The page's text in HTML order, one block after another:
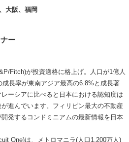
大阪、福岡
ー
Fitch)が投資適格に格上げ。人口が1億人
長率が東南アジア最高の6.8%と成長著
ーシアに比べると日本における認知度は
進んでいます。フィリピン最大の不動産
発するコンドミニアムの最新情報を日本
One)は、メトロマニラ(人口1,200万人)